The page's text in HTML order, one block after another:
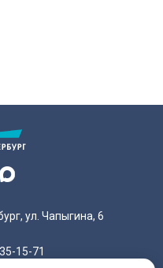
ул. Чапыгина, 6
15-71